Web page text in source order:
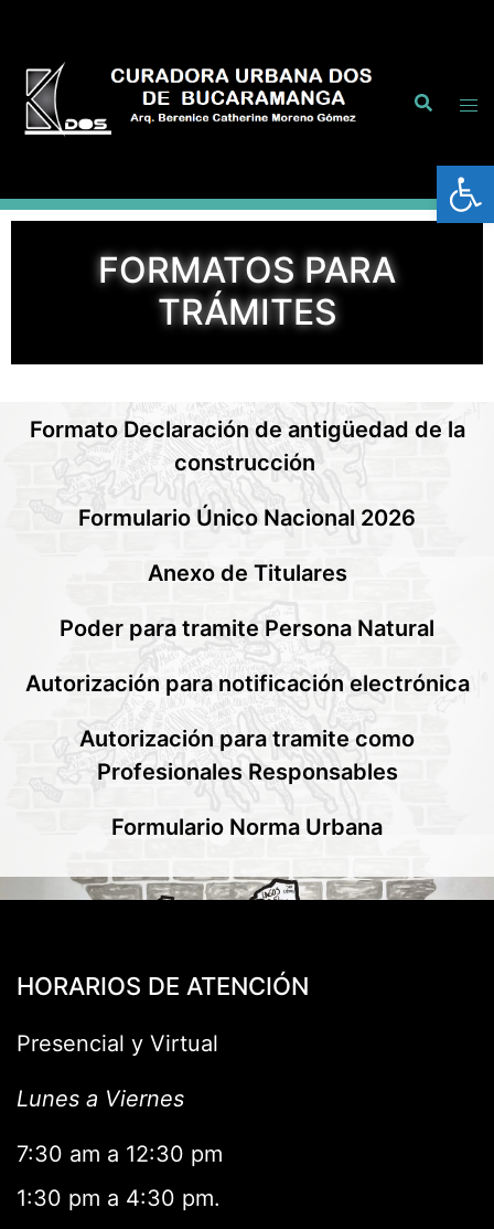
Abrir
FORMATOS PARA
TRÁMITES
Formato Declaración de antigüedad de la
construcción
Formulario Único Nacional 2026
Anexo de Titulares
Poder para tramite Persona Natural
Autorización para notificación electrónica
Autorización para tramite como
Profesionales Responsables
Formulario Norma Urbana
HORARIOS DE ATENCIÓN
Presencial y Virtual
Lunes a Viernes
7:30 am a 12:30 pm
1:30 pm a 4:30 pm.